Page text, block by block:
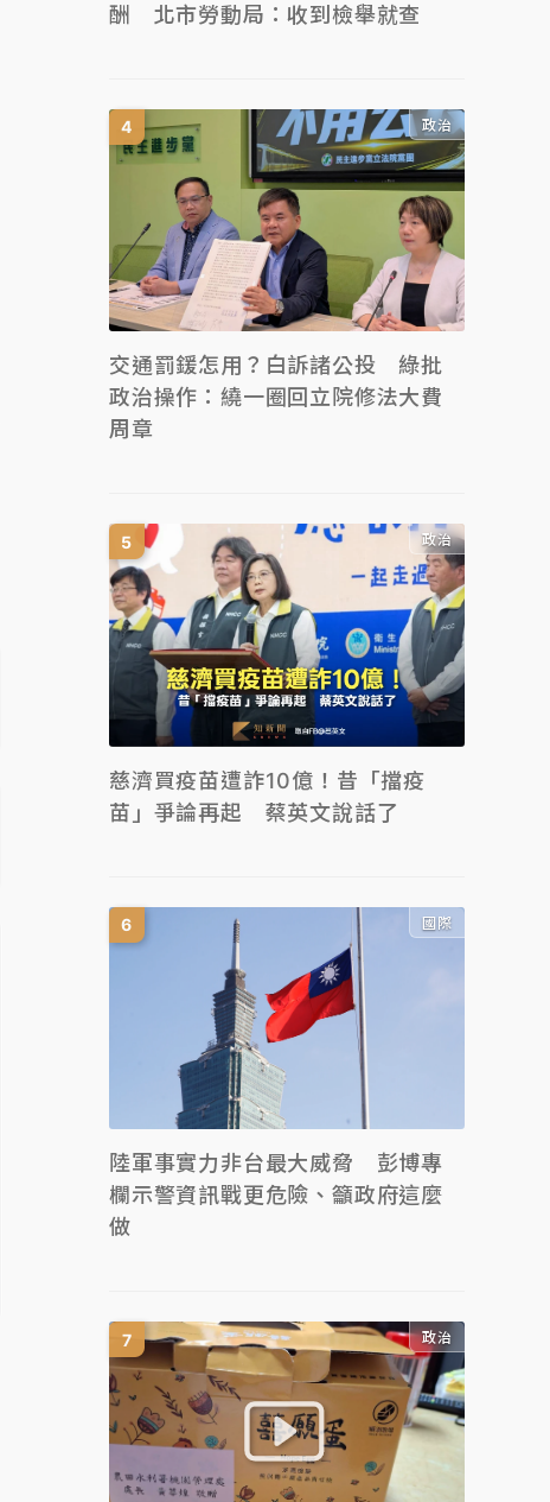
酬 北市勞動局：收到檢舉就查
政治
交通罰鍰怎用？白訴諸公投 綠批
政治操作：繞一圈回立院修法大費
周章
政治
慈濟買疫苗遭詐10億！昔「擋疫
苗」爭論再起 蔡英文說話了
國際
陸軍事實力非台最大威脅 彭博專
欄示警資訊戰更危險、籲政府這麼
做
政治